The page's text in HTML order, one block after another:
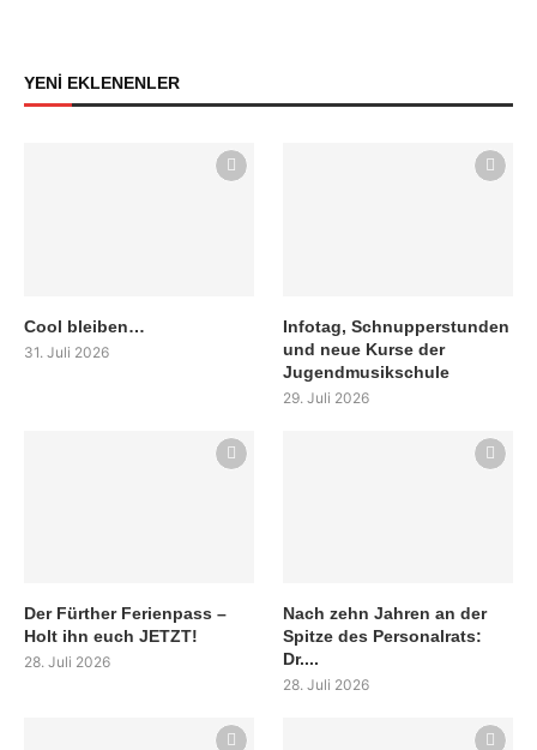
YENİ EKLENENLER
Cool bleiben…
31. Juli 2026
Infotag, Schnupperstunden
und neue Kurse der
Jugendmusikschule
29. Juli 2026
Der Fürther Ferienpass –
Holt ihn euch JETZT!
28. Juli 2026
Nach zehn Jahren an der
Spitze des Personalrats:
Dr....
28. Juli 2026